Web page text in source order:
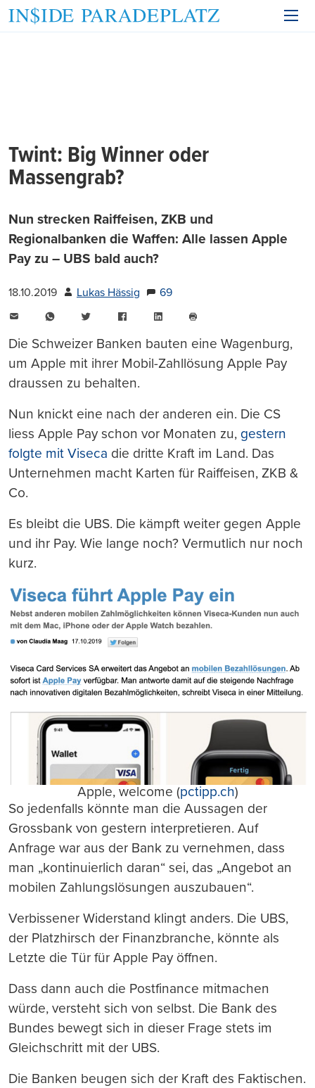
Twint: Big Winner oder
Massengrab?
Nun strecken Raiffeisen, ZKB und
Regionalbanken die Waffen: Alle lassen Apple
Pay zu – UBS bald auch?
18.10.2019 Lukas Hässig
69
WhatsAppTwitter FacebookLinkedIn
drucken
Die Schweizer Banken bauten eine Wagenburg,
um Apple mit ihrer Mobil-Zahllösung Apple Pay
draussen zu behalten.
Nun knickt eine nach der anderen ein. Die CS
liess Apple Pay schon vor Monaten zu, gestern
folgte mit Viseca die dritte Kraft im Land. Das
Unternehmen macht Karten für Raiffeisen, ZKB &
Co.
Es bleibt die UBS. Die kämpft weiter gegen Apple
und ihr Pay. Wie lange noch? Vermutlich nur noch
kurz.
Apple, welcome (pctipp.ch)
So jedenfalls könnte man die Aussagen der
Grossbank von gestern interpretieren. Auf
Anfrage war aus der Bank zu vernehmen, dass
man „kontinuierlich daran“ sei, das „Angebot an
mobilen Zahlungslösungen auszubauen“.
Verbissener Widerstand klingt anders. Die UBS,
der Platzhirsch der Finanzbranche, könnte als
Letzte die Tür für Apple Pay öffnen.
Dass dann auch die Postfinance mitmachen
würde, versteht sich von selbst. Die Bank des
Bundes bewegt sich in dieser Frage stets im
Gleichschritt mit der UBS.
Die Banken beugen sich der Kraft des Faktischen.